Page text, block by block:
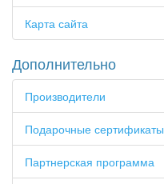
Карта сайта
Дополнительно
Производители
Подарочные сертификаты
Партнерская программа